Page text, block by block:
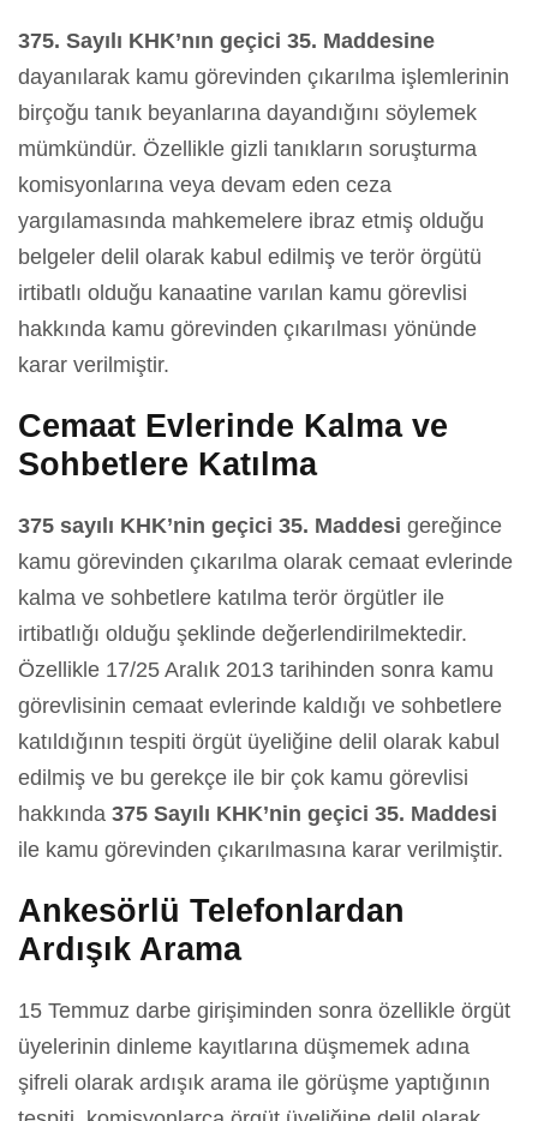
375. Sayılı KHK’nın geçici 35. Maddesine
dayanılarak kamu görevinden çıkarılma işlemlerinin
birçoğu tanık beyanlarına dayandığını söylemek
mümkündür. Özellikle gizli tanıkların soruşturma
komisyonlarına veya devam eden ceza
yargılamasında mahkemelere ibraz etmiş olduğu
belgeler delil olarak kabul edilmiş ve terör örgütü
irtibatlı olduğu kanaatine varılan kamu görevlisi
hakkında kamu görevinden çıkarılması yönünde
karar verilmiştir.
Cemaat Evlerinde Kalma ve
Sohbetlere Katılma
375 sayılı KHK’nin geçici 35. Maddesi gereğince
kamu görevinden çıkarılma olarak cemaat evlerinde
kalma ve sohbetlere katılma terör örgütler ile
irtibatlığı olduğu şeklinde değerlendirilmektedir.
Özellikle 17/25 Aralık 2013 tarihinden sonra kamu
görevlisinin cemaat evlerinde kaldığı ve sohbetlere
katıldığının tespiti örgüt üyeliğine delil olarak kabul
edilmiş ve bu gerekçe ile bir çok kamu görevlisi
hakkında 375 Sayılı KHK’nin geçici 35. Maddesi
ile kamu görevinden çıkarılmasına karar verilmiştir.
Ankesörlü Telefonlardan
Ardışık Arama
15 Temmuz darbe girişiminden sonra özellikle örgüt
üyelerinin dinleme kayıtlarına düşmemek adına
şifreli olarak ardışık arama ile görüşme yaptığının